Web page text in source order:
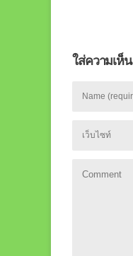
ใส่ความเห็น